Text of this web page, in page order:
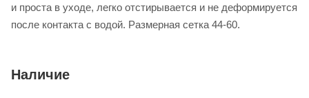
и проста в уходе, легко отстирывается и не деформируется
после контакта с водой. Размерная сетка 44-60.
Наличие